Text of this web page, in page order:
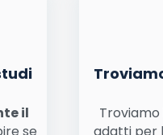
il
se
adatti per